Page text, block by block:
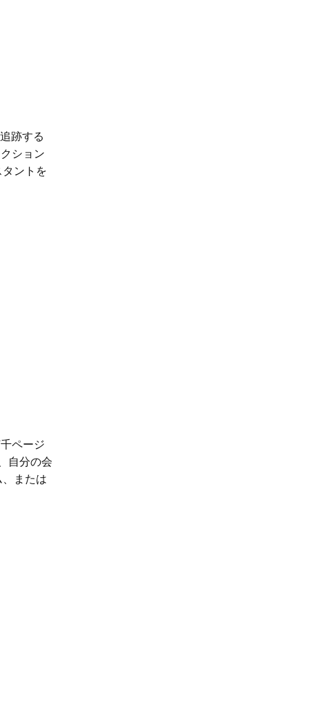
跡する
ション
ントを
ページ
自分の会
または